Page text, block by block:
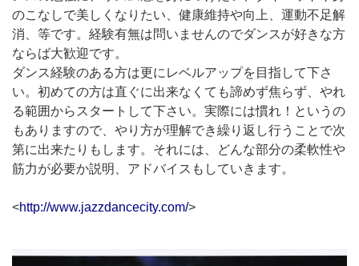
のこなしで美しくなりたい、健康維持や向上、運動不足解
消、等です。経験有無は問いませんのでダンスが好きな方
ならば大歓迎です。
ダンス経験のある方は更にレベルアップを目指して下さ
い。初めての方は直ぐに出来なくても諦めず焦らず、やれ
る範囲からスタートして下さい。実際には慣れ！というの
もありますので、やり方が理解でき繰り返し行うことで次
第に出来たりもします。それには、どんな部分の柔軟性や
筋力が必要か説明、アドバイスもしていきます。
<http://www.jazzdancecity.com/>